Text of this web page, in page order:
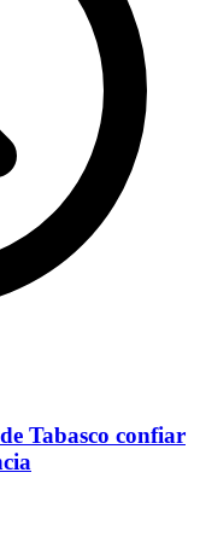
Tabasco confiar